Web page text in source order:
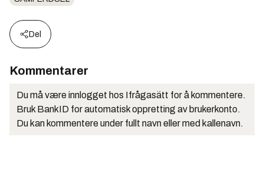
Del
Kommentarer
Du må være innlogget hos Ifrågasätt for å kommentere.
Bruk BankID for automatisk oppretting av brukerkonto.
Du kan kommentere under fullt navn eller med kallenavn.